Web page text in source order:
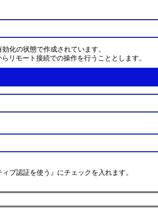
化の状態で作成されています。
リモート接続での操作を行うこととします。
ブ認証を使う』にチェックを入れます。